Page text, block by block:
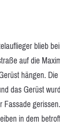
blieb
auf die
hängen.
das Gerüst
Fassade
in dem